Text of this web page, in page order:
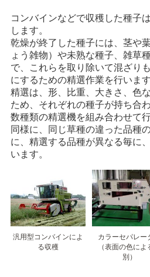
コンバインなどで収穫した種子
します。
乾燥が終了した種子には、茎や
ょう雑物）や未熟な種子、雑草
で、これらを取り除いて混ざり
にするための精選作業を行います
精選は、形、比重、大きさ、色
ため、それぞれの種子が持ち合
数種類の精選機を組み合わせて
同様に、同じ草種の違った品種
に、精選する品種が異なる毎に
います。
汎用型コンバインによ
る収穫
カラーセパレー
（表面の色によ
別）